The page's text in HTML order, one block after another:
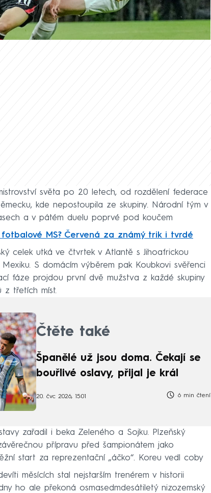
světa po 20 letech, od rozdělení federace
kde nepostoupila ze skupiny. Národní tým v
a v pátém duelu poprvé pod koučem
MS? Červená za známý trik i tvrdé
celek utká ve čtvrtek v Atlantě s Jihoafrickou
S domácím výběrem pak Koubkovi svěřenci
fáze projdou první dvě mužstva z každé skupiny
z třetích míst.
Čtěte také
Španělé už jsou doma. Čekají se
bouřlivé oslavy, přijal je král
20. čvc 2026, 15:01 6 min čtení
zařadil i beka Zeleného a Sojku. Plzeňský
přípravu před šampionátem jako
start za reprezentační „áčko“. Koreu vedl coby
měsících stal nejstarším trenérem v historii
ho ale překoná osmasedmdesátiletý nizozemský